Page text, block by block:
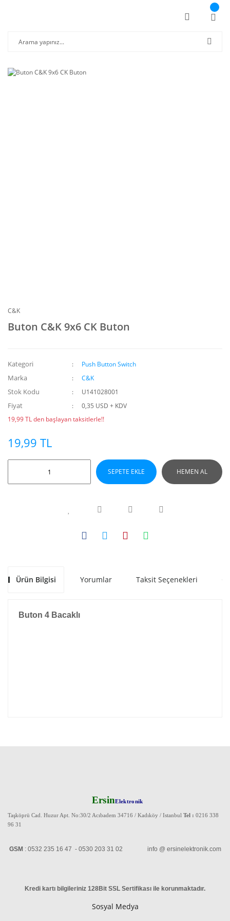
C&K
Buton C&K 9x6 CK Buton
Kategori Push Button Switch
Marka C&K
Stok Kodu U141028001
Fiyat
0,35 USD + KDV
19,99 TL den başlayan taksitlerle!!
19,99 TL
SEPETE EKLE HEMEN AL
Ürün Bilgisi Yorumlar Taksit Seçenekleri
Buton 4 Bacaklı
ErsinElektronik
Taşköprü Cad. Huzur Apt. No:30/2 Acıbadem 34716 / Kadıköy / Istanbul Tel : 0216 338
96 31
GSM : 0532 235 16 47 - 0530 203 31 02 info @ ersinelektronik.com
Kredi kartı bilgileriniz 128Bit SSL Sertifikası ile korunmaktadır.
Sosyal Medya